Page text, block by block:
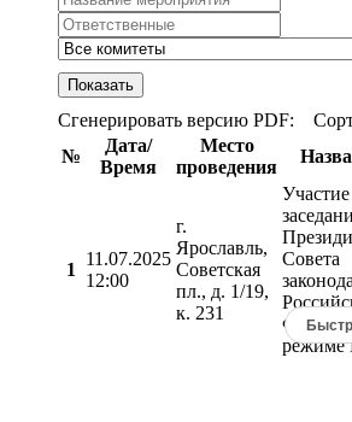
Сгенерировать версию PDF:
№
Дата/
Время
Место
проведения
1
11.07.2025
12:00
г.
Ярославль,
Советская
пл., д. 1/19,
к. 231
Участие
Совета